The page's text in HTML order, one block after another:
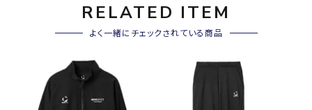
RELATED ITEM
よく一緒にチェックされている商品